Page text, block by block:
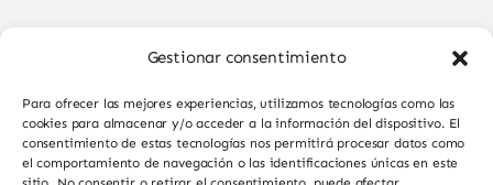
Gestionar consentimiento
Para ofrecer las mejores experiencias, utilizamos tecnologías como las
cookies para almacenar y/o acceder a la información del dispositivo. El
consentimiento de estas tecnologías nos permitirá procesar datos como
el comportamiento de navegación o las identificaciones únicas en este
© Copyright 2025 - 2026•Sabor de Sayago